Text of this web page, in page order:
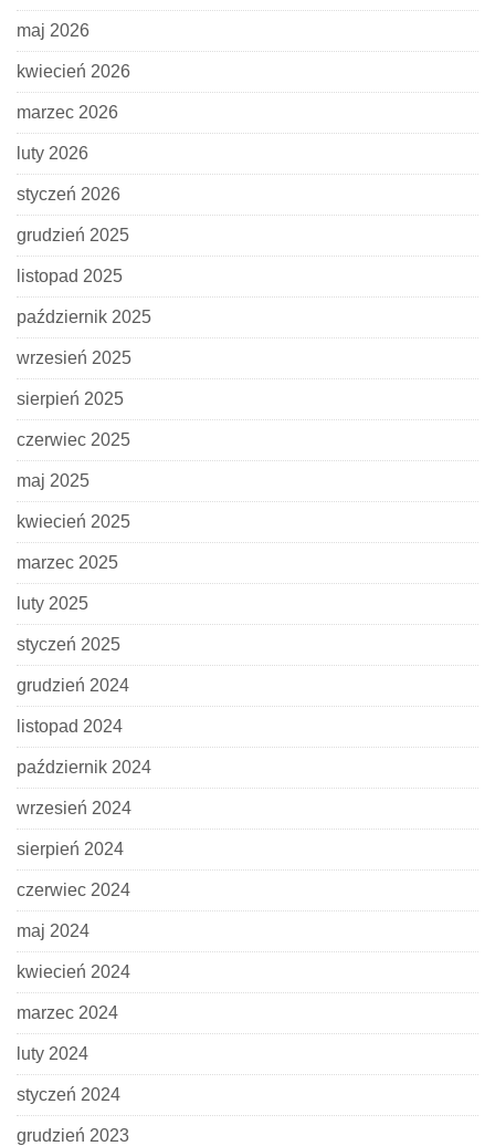
maj 2026
kwiecień 2026
marzec 2026
luty 2026
styczeń 2026
grudzień 2025
listopad 2025
październik 2025
wrzesień 2025
sierpień 2025
czerwiec 2025
maj 2025
kwiecień 2025
marzec 2025
luty 2025
styczeń 2025
grudzień 2024
listopad 2024
październik 2024
wrzesień 2024
sierpień 2024
czerwiec 2024
maj 2024
kwiecień 2024
marzec 2024
luty 2024
styczeń 2024
grudzień 2023